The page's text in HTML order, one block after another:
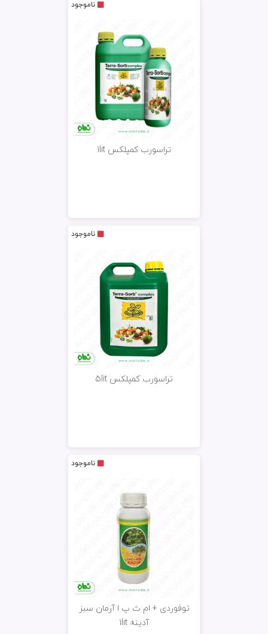
ناموجود
تراسورب کمپلکس 1lit
ناموجود
تراسورب کمپلکس 5lit
ناموجود
توفوردی + ام ث پ ا آرمان سبز
آدینه 1lit